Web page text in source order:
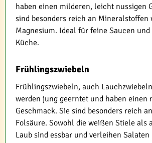
haben einen milderen, leicht nussigen
sind besonders reich an Mineralstoffen
Magnesium. Ideal für feine Saucen
Küche.
Frühlingszwiebeln
Frühlingszwiebeln, auch
werden jung geerntet und haben einen
Geschmack. Sie sind besonders reich
Folsäure. Sowohl die weißen Stiele als
Laub sind essbar und verleihen